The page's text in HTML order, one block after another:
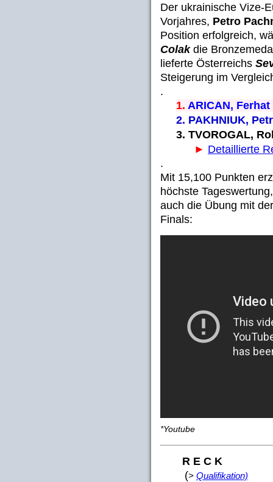
Der ukrainische Vize-
Vorjahres, Petro
Position erfolgreich,
Colakdie
lieferte Österreichs
Steigerung im
.
1. ARICAN,
2. PAKHNIUK,
3. TVOROGAL,
► Detaillierte
.
Mit 15,100 Punkten
höchste
auch die Übung mit
Finals:
*Youtube
R E C K
(> Qualifikation)